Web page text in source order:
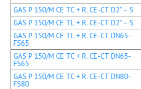
GAS P 150/M CE TC + R. CE-CT D2" – S
GAS P 150/M CE TL + R. CE-CT D2" – S
GAS P 150/M CE TL + R. CE-CT DN65-
FS65
GAS P 150/M CE TC + R. CE-CT DN65-
FS65
GAS P 150/M CE TC + R. CE-CT DN80-
FS80